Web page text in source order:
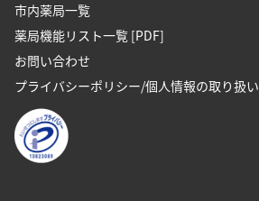
市内薬局一覧
薬局機能リスト一覧 [PDF]
お問い合わせ
プライバシーポリシー/個人情報の取り扱い